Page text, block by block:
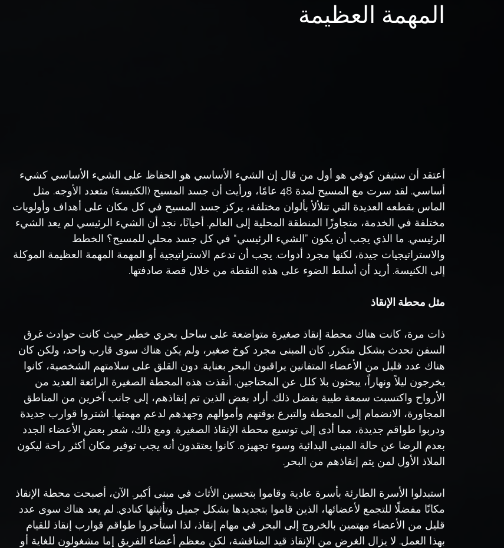
المهمة العظيمة
أعتقد أن ستيفن كوفي هو أول من قال إن الشيء الأساسي هو الحفاظ على الشيء الأساسي كشيء
أساسي. لقد سرت مع المسيح لمدة 48 عامًا، ورأيت أن جسد المسيح (الكنيسة) متعدد الأوجه. مثل
الماس بقطعه العديدة التي تتلألأ بألوان مختلفة، يركز جسد المسيح في كل مكان على أهداف وأولويات
مختلفة في الخدمة، متجاوزًا المنطقة المحلية إلى العالم. أحيانًا، نجد أن الشيء الرئيسي لم يعد الشيء
الرئيسي. ما الذي يجب أن يكون ”الشيء الرئيسي“ في كل جسد محلي للمسيح؟ الخطط
والاستراتيجيات جيدة، لكنها مجرد أدوات. يجب أن تدعم الاستراتيجية أو المهمة المهمة العظيمة الموكلة
إلى الكنيسة. أريد أن أسلط الضوء على هذه النقطة من خلال قصة صادفتها.
مثل محطة الإنقاذ
ذات مرة، كانت هناك محطة إنقاذ صغيرة متواضعة على ساحل بحري خطير حيث كانت حوادث غرق
السفن تحدث بشكل متكرر. كان المبنى مجرد كوخ صغير، ولم يكن هناك سوى قارب واحد، ولكن كان
هناك عدد قليل من الأعضاء المتفانين يراقبون البحر بعناية. دون القلق على سلامتهم الشخصية، كانوا
يخرجون ليلاً ونهاراً، يبحثون بلا كلل عن المحتاجين. أنقذت هذه المحطة الصغيرة الرائعة العديد من
الأرواح واكتسبت سمعة طيبة بفضل ذلك. أراد بعض الذين تم إنقاذهم، إلى جانب آخرين من المناطق
المجاورة، الانضمام إلى المحطة والتبرع بوقتهم وأموالهم وجهدهم لدعم مهمتها. اشتروا قوارب جديدة
ودربوا طواقم جديدة، مما أدى إلى توسيع محطة الإنقاذ الصغيرة. ومع ذلك، شعر بعض الأعضاء الجدد
بعدم الرضا عن حالة المبنى البدائية وسوء تجهيزه. كانوا يعتقدون أنه يجب توفير مكان أكثر راحة ليكون
الملاذ الأول لمن يتم إنقاذهم من البحر.
استبدلوا الأسرة الطارئة بأسرة عادية وقاموا بتحسين الأثاث في مبنى أكبر. الآن، أصبحت محطة الإنقاذ
مكانًا مفضلًا للتجمع لأعضائها، الذين قاموا بتجديدها بشكل جميل وتأثيثها كنادي. لم يعد هناك سوى عدد
قليل من الأعضاء مهتمين بالخروج إلى البحر في مهام إنقاذ، لذا استأجروا طواقم قوارب إنقاذ للقيام
بهذا العمل. لا يزال الغرض من الإنقاذ قيد المناقشة، لكن معظم أعضاء الفريق إما مشغولون للغاية أو